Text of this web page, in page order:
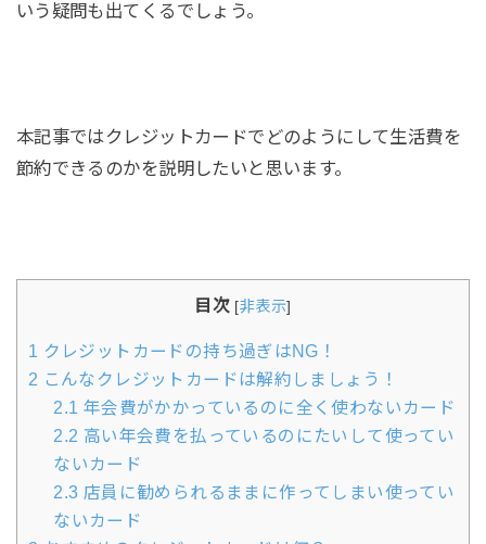
いう疑問も出てくるでしょう。
本記事ではクレジットカードでどのようにして生活費を
節約できるのかを説明したいと思います。
目次 [非表示]
1 クレジットカードの持ち過ぎはNG！
2 こんなクレジットカードは解約しましょう！
2.1 年会費がかかっているのに全く使わないカード
2.2 高い年会費を払っているのにたいして使ってい
ないカード
2.3 店員に勧められるままに作ってしまい使ってい
ないカード